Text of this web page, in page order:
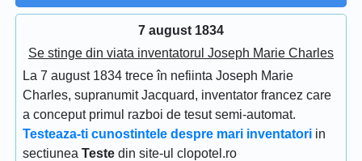
7 august 1834
Se stinge din viata inventatorul Joseph Marie Charles
La 7 august 1834 trece în nefiinta Joseph Marie
Charles, supranumit Jacquard, inventator francez care
a conceput primul razboi de tesut semi-automat.
Testeaza-ti cunostintele despre mari inventatori in
sectiunea Teste din site-ul clopotel.ro